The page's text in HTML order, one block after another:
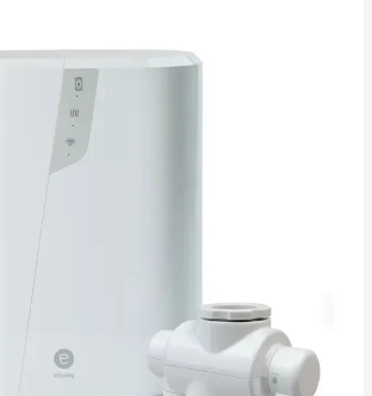
волос